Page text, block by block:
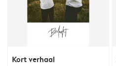
Kort verhaal